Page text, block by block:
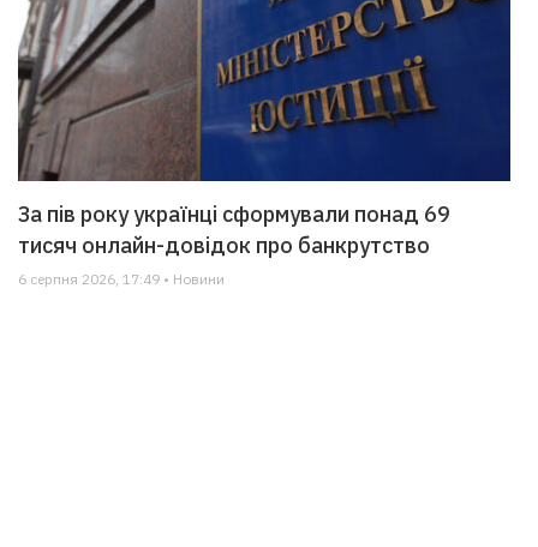
За пів року українці сформували понад 69
тисяч онлайн-довідок про банкрутство
6 серпня 2026, 17:49 • Новини